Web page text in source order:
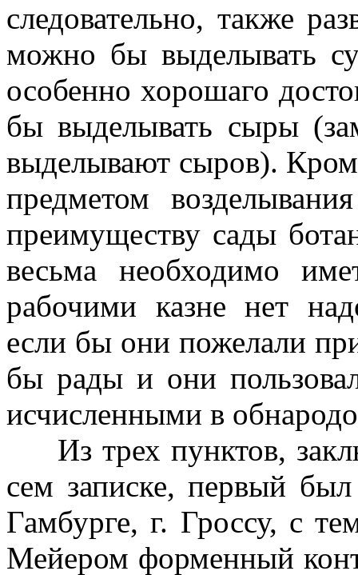
следовательно, также
можно бы выделывать
особенно хорошаго
бы выделывать сыры
выделывают сыров).
предметом
преимуществу сады
весьма необходимо
рабочими казне нет
если бы они пожелали
бы рады и они
исчисленными в
Из трех пунктов,
сем записке, первый
Гамбурге, г. Гроссу, с
Мейером фор­менный